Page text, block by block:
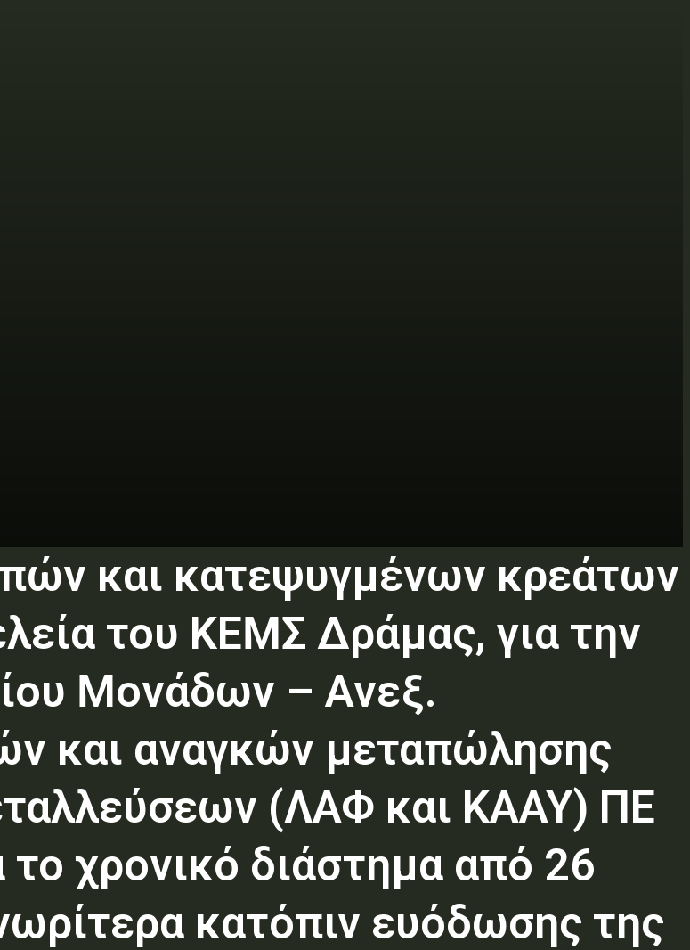
και κατεψυγμένων κρεάτων
του ΚΕΜΣ Δράμας, για την
Μονάδων – Ανεξ.
και αναγκών μεταπώλησης
(ΛΑΦ και ΚΑΑΥ) ΠΕ
χρονικό διάστημα από 26
κατόπιν ευόδωσης της